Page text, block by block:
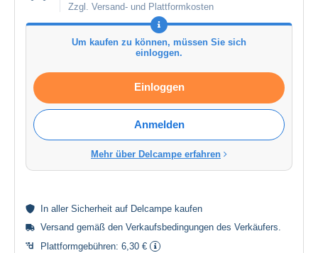
Zzgl. Versand- und Plattformkosten
Um kaufen zu können, müssen Sie sich
einloggen.
Einloggen
Anmelden
Mehr über Delcampe erfahren
In aller Sicherheit auf Delcampe kaufen
Versand gemäß den Verkaufsbedingungen des Verkäufers.
Plattformgebühren: 6,30 €